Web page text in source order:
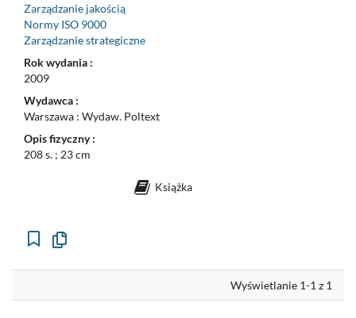
Zarządzanie jakością
Normy ISO 9000
Zarządzanie strategiczne
Rok wydania :
2009
Wydawca :
Warszawa : Wydaw. Poltext
Opis fizyczny :
208 s. ; 23 cm
Książka
Kopiuj
Wyświetlanie 1-1 z 1